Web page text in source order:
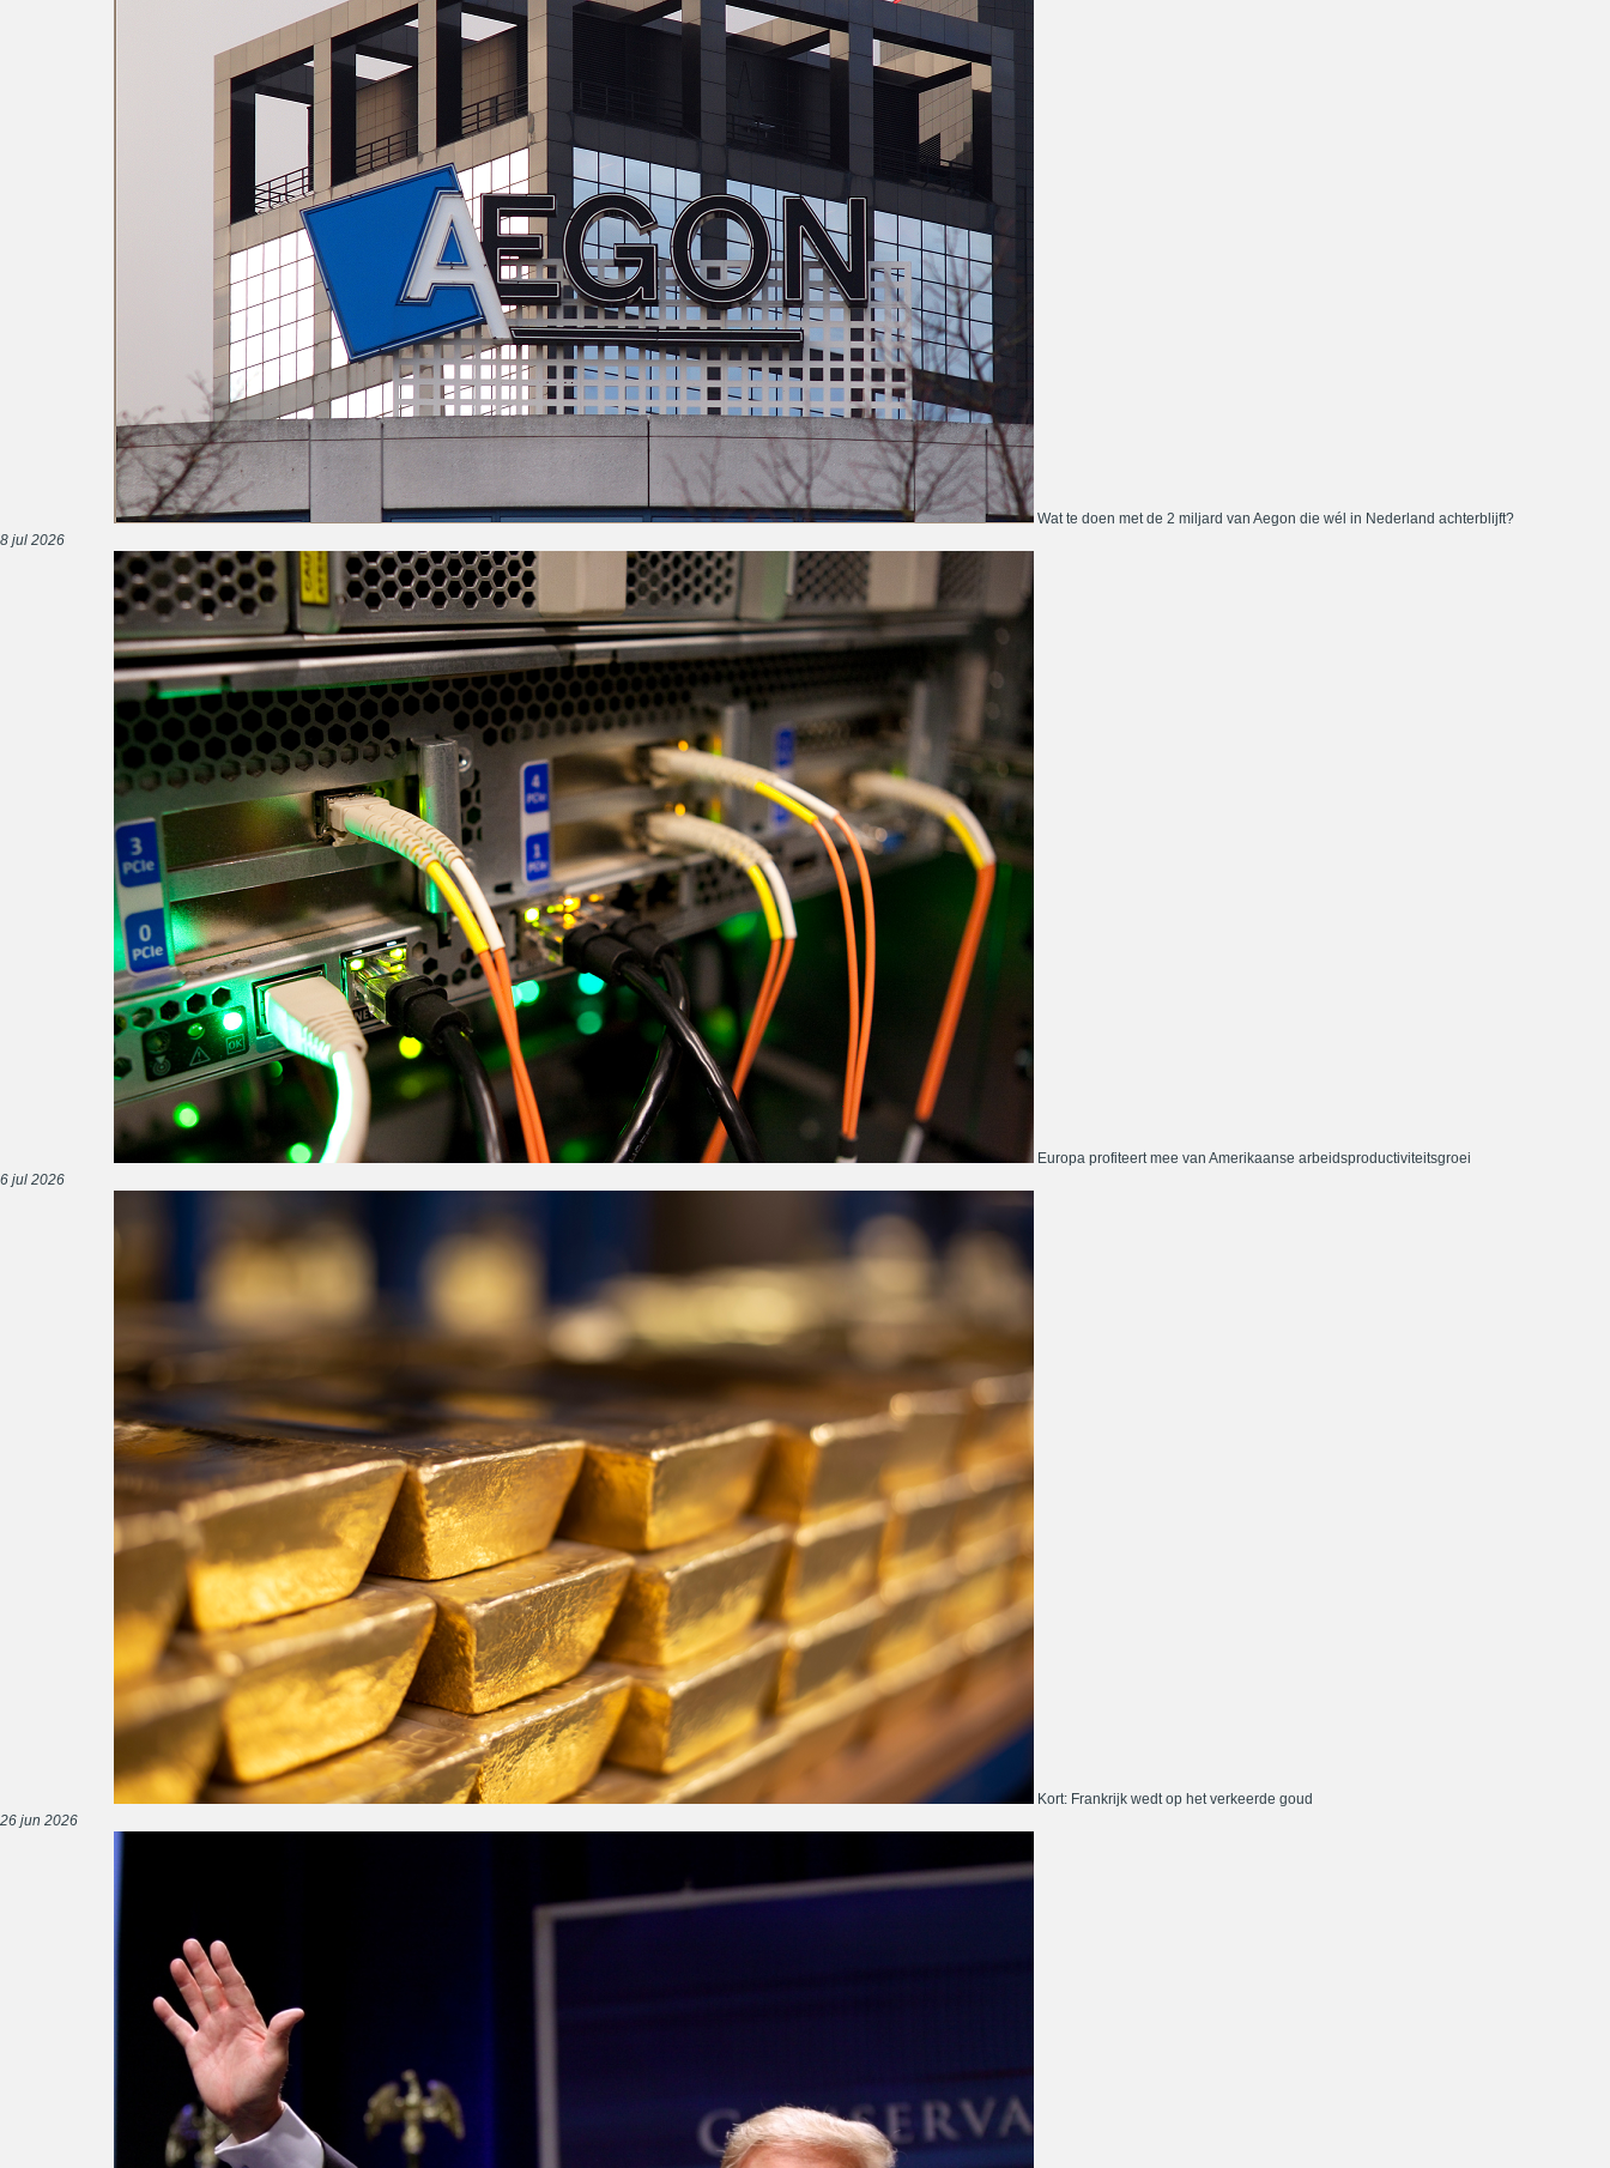
Wat te doen met de 2 miljard van Aegon die wél in Nederland achterblijft?
8 jul 2026
Europa profiteert mee van Amerikaanse arbeidsproductiviteitsgroei
6 jul 2026
Kort: Frankrijk wedt op het verkeerde goud
26 jun 2026